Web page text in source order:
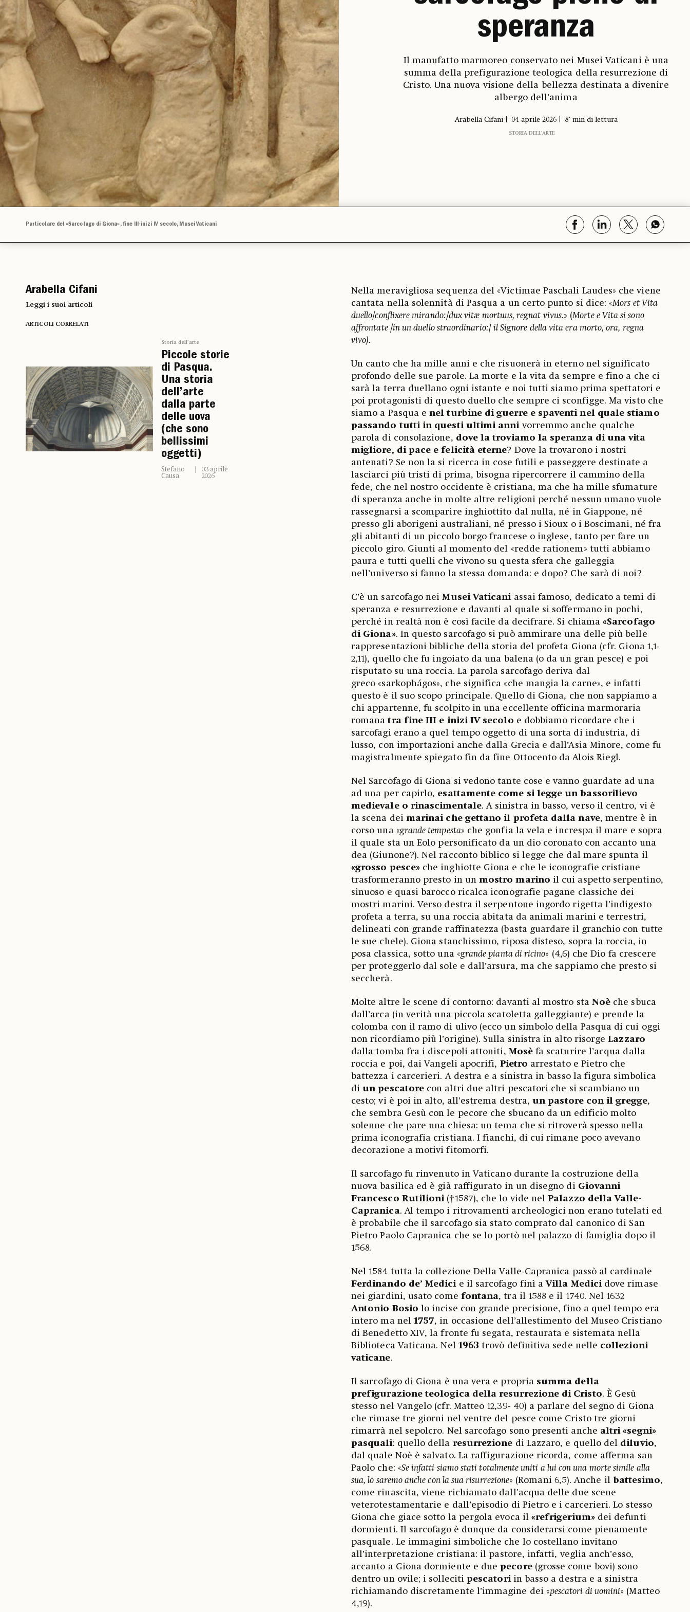
speranza
Il manufatto marmoreo conservato nei Musei Vaticani è una
summa della prefigurazione teologica della resurrezione di
Cristo. Una nuova visione della bellezza destinata a divenire
albergo dell’anima
Arabella Cifani 04 aprile 2026 8' min di lettura
STORIA DELL’ARTE
Particolare del «Sarcofago di Giona», fine III-inizi IV secolo, Musei Vaticani
Arabella Cifani
Leggi i suoi articoli
ARTICOLI CORRELATI
Storia dell’arte
Piccole storie
di Pasqua.
Una storia
dell’arte
dalla parte
delle uova
(che sono
bellissimi
oggetti)
Stefano
Causa
03 aprile
2026
Nella meravigliosa sequenza del «Victimae Paschali Laudes» che viene
cantata nella solennità di Pasqua a un certo punto si dice: «Mors et Vita
duello/conflixere mirando:/dux vitæ mortuus, regnat vivus.» (Morte e Vita si sono
affrontate /in un duello straordinario:/ il Signore della vita era morto, ora, regna
vivo).
Un canto che ha mille anni e che risuonerà in eterno nel significato
profondo delle sue parole. La morte e la vita da sempre e fino a che ci
sarà la terra duellano ogni istante e noi tutti siamo prima spettatori e
poi protagonisti di questo duello che sempre ci sconfigge. Ma visto che
siamo a Pasqua enel turbine di guerre e spaventi nel quale stiamo
passando tutti in questi ultimi anni vorremmo anche qualche
parola di consolazione, dove la troviamo la speranza di una vita
migliore, di pace e felicità eterne? Dove la trovarono i nostri
antenati? Se non la si ricerca in cose futili e passeggere destinate a
lasciarci più tristi di prima, bisogna ripercorrere il cammino della
fede, che nel nostro occidente è cristiana, ma che ha mille sfumature
di speranza anche in molte altre religioni perché nessun umano vuole
rassegnarsi a scomparire inghiottito dal nulla, né in Giappone, né
presso gli aborigeni australiani, né presso i Sioux o i Boscimani, né fra
gli abitanti di un piccolo borgo francese o inglese, tanto per fare un
piccolo giro. Giunti al momento del «redde rationem» tutti abbiamo
paura e tutti quelli che vivono su questa sfera che galleggia
nell’universo si fanno la stessa domanda: e dopo? Che sarà di noi?
C’è un sarcofago neiMusei Vaticani assai famoso, dedicato a temi di
speranza e resurrezione e davanti al quale si soffermano in pochi,
perché in realtà non è così facile da decifrare. Si chiama«Sarcofago
di Giona». In questo sarcofago si può ammirare una delle più belle
rappresentazioni bibliche della storia del profeta Giona (cfr. Giona 1,1-
2,11), quello che fu ingoiato da una balena (o da un gran pesce) e poi
risputato su una roccia. La parola sarcofago deriva dal
greco «sarkophágos», che significa «che mangia la carne», e infatti
questo è il suo scopo principale. Quello di Giona, che non sappiamo a
chi appartenne, fu scolpito in una eccellente officina marmoraria
romana tra fine III e inizi IV secolo e dobbiamo ricordare che i
sarcofagi erano a quel tempo oggetto di una sorta di industria, di
lusso, con importazioni anche dalla Grecia e dall’Asia Minore, come fu
magistralmente spiegato fin da fine Ottocento da Alois Riegl.
Nel Sarcofago di Giona si vedono tante cose e vanno guardate ad una
ad una per capirlo, esattamente come si legge un bassorilievo
medievale o rinascimentale. A sinistra in basso, verso il centro, vi è
la scena dei marinai che gettano il profeta dalla nave, mentre è in
corso una «grande tempesta» che gonfia la vela e increspa il mare e sopra
il quale sta un Eolo personificato da un dio coronato con accanto una
dea (Giunone?). Nel racconto biblico si legge che dal mare spunta il
«grosso pesce» che inghiotte Giona e che le iconografie cristiane
trasformeranno presto in un mostro marino il cui aspetto serpentino,
sinuoso e quasi barocco ricalca iconografie pagane classiche dei
mostri marini. Verso destra il serpentone ingordo rigetta l’indigesto
profeta a terra, su una roccia abitata da animali marini e terrestri,
delineati con grande raffinatezza (basta guardare il granchio con tutte
le sue chele). Giona stanchissimo, riposa disteso, sopra la roccia, in
posa classica, sotto una «grande pianta di ricino» (4,6) che Dio fa crescere
per proteggerlo dal sole e dall’arsura, ma che sappiamo che presto si
seccherà.
Molte altre le scene di contorno: davanti al mostro sta Noè che sbuca
dall’arca (in verità una piccola scatoletta galleggiante) e prende la
colomba con il ramo di ulivo (ecco un simbolo della Pasqua di cui oggi
non ricordiamo più l’origine). Sulla sinistra in alto risorge Lazzaro
dalla tomba fra i discepoli attoniti, Mosèfa scaturire l’acqua dalla
roccia e poi, dai Vangeli apocrifi, Pietro arrestato e Pietro che
battezza i carcerieri. A destra e a sinistra in basso la figura simbolica
diun pescatore con altri due altri pescatori che si scambiano un
cesto; vi è poi in alto, all’estrema destra,un pastore con il gregge,
che sembra Gesù con le pecore che sbucano da un edificio molto
solenne che pare una chiesa: un tema che si ritroverà spesso nella
prima iconografia cristiana. I fianchi, di cui rimane poco avevano
decorazione a motivi fitomorfi.
Il sarcofago fu rinvenuto in Vaticano durante la costruzione della
nuova basilica ed è già raffigurato in un disegno di Giovanni
Francesco Rutilioni(†1587), che lo vide nelPalazzo della Valle-
Capranica. Al tempo i ritrovamenti archeologici non erano tutelati ed
è probabile che il sarcofago sia stato comprato dal canonico di San
Pietro Paolo Capranica che se lo portò nel palazzo di famiglia dopo il
1568.
Nel 1584 tutta la collezione Della Valle-Capranica passò al cardinale
Ferdinando de’ Medicie il sarcofago finì aVilla Medicidove rimase
nei giardini, usato come fontana, tra il 1588 e il 1740. Nel 1632
Antonio Bosio lo incise con grande precisione, fino a quel tempo era
intero ma nel1757, in occasione dell’allestimento del Museo Cristiano
di Benedetto XIV, la fronte fu segata, restaurata e sistemata nella
Biblioteca Vaticana. Nel1963 trovò definitiva sede nelle collezioni
vaticane.
Il sarcofago di Giona è una vera e propria summa della
prefigurazione teologica della resurrezione di Cristo. È Gesù
stesso nel Vangelo (cfr. Matteo 12,39- 40) a parlare del segno di Giona
che rimase tre giorni nel ventre del pesce come Cristo tre giorni
rimarrà nel sepolcro. Nel sarcofago sono presenti anche altri «segni»
pasquali: quello della resurrezione di Lazzaro, e quello del diluvio,
dal quale Noè è salvato. La raffigurazione ricorda, come afferma san
Paolo che: «Se infatti siamo stati totalmente uniti a lui con una morte simile alla
sua, lo saremo anche con la sua risurrezione» (Romani 6,5). Anche il battesimo,
come rinascita, viene richiamato dall’acqua delle due scene
veterotestamentarie e dall’episodio di Pietro e i carcerieri. Lo stesso
Giona che giace sotto la pergola evoca il «refrigerium»dei defunti
dormienti. Il sarcofago è dunque da considerarsi come pienamente
pasquale. Le immagini simboliche che lo costellano invitano
all’interpretazione cristiana: il pastore, infatti, veglia anch’esso,
accanto a Giona dormiente e duepecore(grosse come bovi) sono
dentro un ovile; i sollecitipescatori in basso a destra e a sinistra
richiamando discretamente l’immagine dei «pescatori di uomini» (Matteo
4,19).